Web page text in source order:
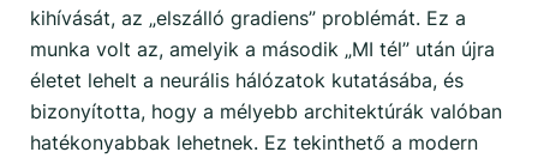
kihívását, az „elszálló gradiens” problémát. Ez a
munka volt az, amelyik a második „MI tél” után újra
életet lehelt a neurális hálózatok kutatásába, és
bizonyította, hogy a mélyebb architektúrák valóban
hatékonyabbak lehetnek. Ez tekinthető a modern